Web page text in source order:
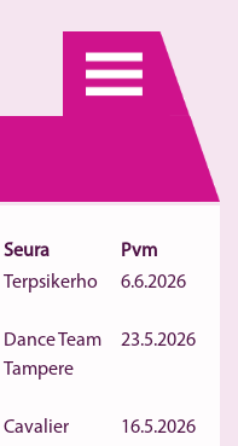
Seura
Pvm
Terpsikerho 6.6.2026
Dance Team
Tampere
23.5.2026
Cavalier
16.5.2026